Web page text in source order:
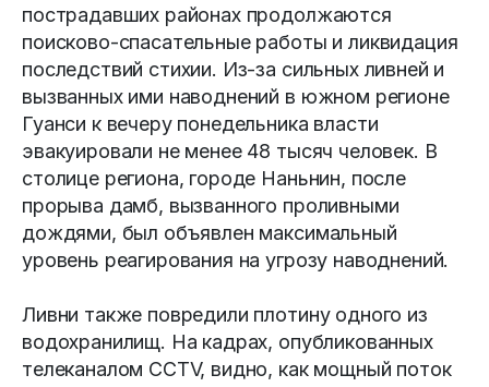
пострадавших районах продолжаются
поисково-спасательные работы и ликвидация
последствий стихии. Из-за сильных ливней и
вызванных ими наводнений в южном регионе
Гуанси к вечеру понедельника власти
эвакуировали не менее 48 тысяч человек. В
столице региона, городе Наньнин, после
прорыва дамб, вызванного проливными
дождями, был объявлен максимальный
уровень реагирования на угрозу наводнений.
Ливни также повредили плотину одного из
водохранилищ. На кадрах, опубликованных
телеканалом CCTV, видно, как мощный поток